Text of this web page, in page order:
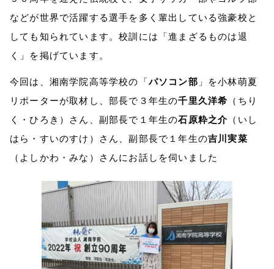
などが世界で活躍する選手を多く輩出している強豪校と
しても知られています。校訓には「進まざるものは退
く」を掲げています。
今回は、湘南学院高等学校の「 パソコン部 」を小林萌夏
リポーターが取材し、部長で３年生の千里久洋希 （ちり
く・ひろき）さん、副部長で１年生の石原粋之介 （いし
はら・すいのすけ）さん、副部長で１年生の吉川実菜
（よしかわ・みな）さんにお話しを伺いました